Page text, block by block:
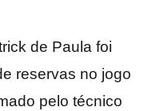
de Paula foi
reservas no jogo
pelo técnico